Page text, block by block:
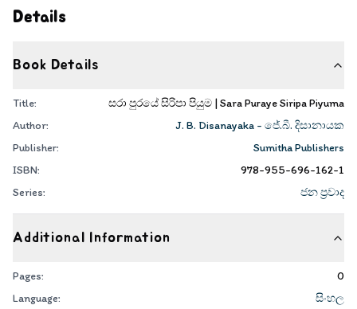
Details
Book Details
Title:
සරා පුරයේ සිරිපා පියුම | Sara Puraye Siripa Piyuma
Author:
J. B. Disanayaka - ජේ.බී. දිසානායක
Publisher:
Sumitha Publishers
ISBN:
978-955-696-162-1
Series:
ජන ප්‍රවාද
Additional Information
Pages:
0
Language:
සිංහල